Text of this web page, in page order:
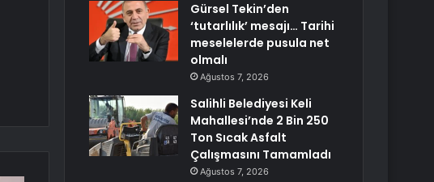
Gürsel Tekin’den
‘tutarlılık’ mesajı… Tarihi
meselelerde pusula net
olmalı
Ağustos 7, 2026
Salihli Belediyesi Keli
Mahallesi’nde 2 Bin 250
Ton Sıcak Asfalt
Çalışmasını Tamamladı
Ağustos 7, 2026